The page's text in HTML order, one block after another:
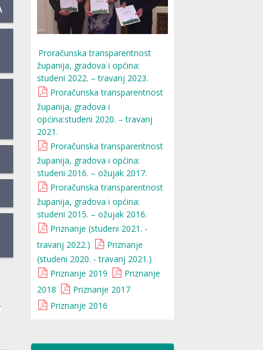
Proračunska transparentnost
županija, gradova i općina:
studeni 2022. – travanj 2023.
Proračunska transparentnost
županija, gradova i
općina:studeni 2020. – travanj
2021.
Proračunska transparentnost
županija, gradova i općina:
studeni 2016. – ožujak 2017.
Proračunska transparentnost
županija, gradova i općina:
studeni 2015. – ožujak 2016.
Priznanje (studeni 2021. -
travanj 2022.)
Priznanje
(studeni 2020. - travanj 2021.)
Priznanje 2019
Priznanje
2018
Priznanje 2017
Priznanje 2016